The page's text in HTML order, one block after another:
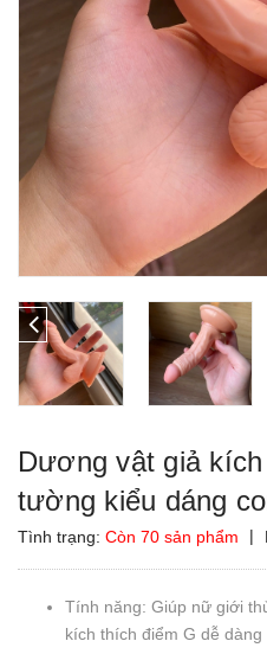
Dương vật giả
tường kiểu dáng
Tình trạng: Còn 70 sản phẩm |
Tính năng: Giúp nữ giới
kích thích điểm G dễ